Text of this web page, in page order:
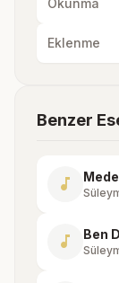
Okunma
Eklenme
Benzer
music_note
music_note Ben